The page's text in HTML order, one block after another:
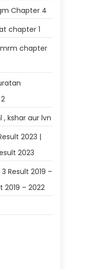
Chapter 4
chapter 1
mrm chapter
, kshar aur lvn
2023 |
2023
Result 2019 –
2019 – 2022